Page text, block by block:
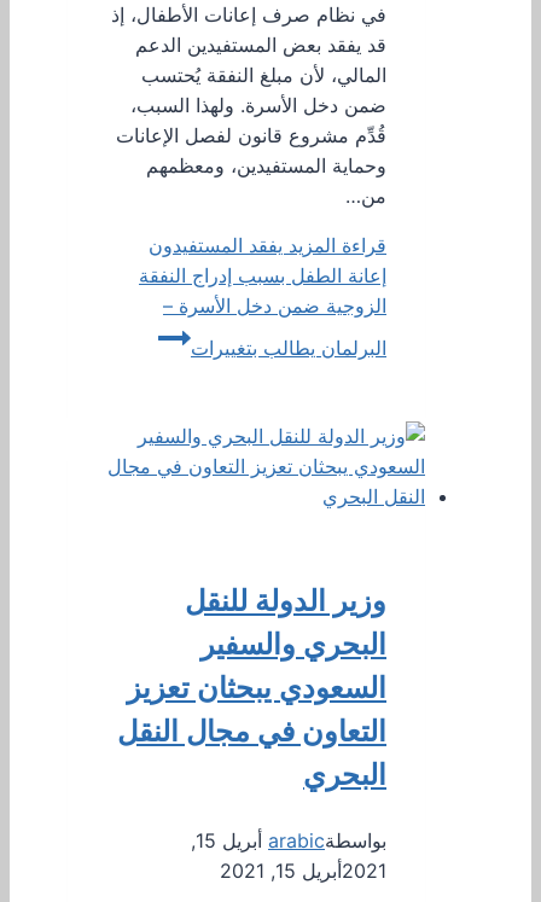
في نظام صرف إعانات الأطفال، إذ
قد يفقد بعض المستفيدين الدعم
المالي، لأن مبلغ النفقة يُحتسب
ضمن دخل الأسرة. ولهذا السبب،
قُدِّم مشروع قانون لفصل الإعانات
وحماية المستفيدين، ومعظمهم
من…
قراءة المزيد يفقد المستفيدون
إعانة الطفل بسبب إدراج النفقة
الزوجية ضمن دخل الأسرة –
البرلمان يطالب بتغييرات
وزير الدولة للنقل
البحري والسفير
السعودي يبحثان تعزيز
التعاون في مجال النقل
البحري
بواسطةarabic
أبريل 15,
2021أبريل 15, 2021